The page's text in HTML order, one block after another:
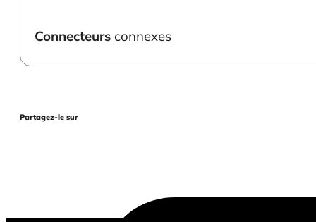
Connecteurs connexes
Partagez-le sur